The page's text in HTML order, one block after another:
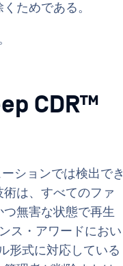
ためである。
CDR™
ションでは検出でき
は、すべてのファ
無害な状態で再生
ス・アワードにおい
形式に対応している